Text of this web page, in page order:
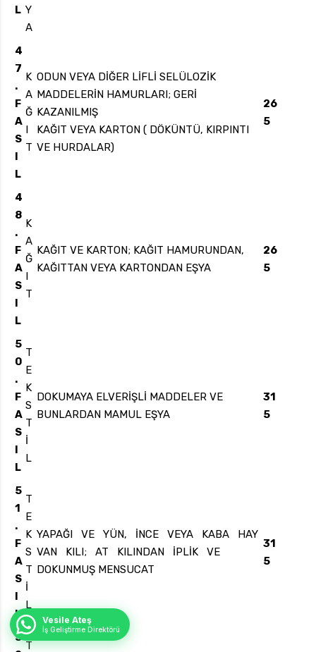
L Y
A
4
7
.
F
A
S
L
K
A
Ğ
T
ODUN VEYA DİĞER LİFLİ SELÜLOZİK
MADDELERİN HAMURLARI; GERİ
KAZANILMIŞ
KAĞIT VEYA KARTON ( DÖKÜNTÜ, KIRPINTI
VE HURDALAR)
26
5
4
8
.
F
A
S
L
K
A
Ğ
T
KAĞIT VE KARTON; KAĞIT HAMURUNDAN,
KAĞITTAN VEYA KARTONDAN EŞYA
26
5
5
0
.
F
A
S
L
T
E
K
S
T
İ
L
DOKUMAYA ELVERİŞLİ MADDELER VE
BUNLARDAN MAMUL EŞYA
31
5
5
1
.
F
A
S
L
T
E
K
S
T
İ
L
YAPAĞI VE YÜN, İNCE VEYA KABA HAY
VAN KILI; AT KILINDAN İPLİK VE
DOKUNMUŞ MENSUCAT
31
5
5
T
Vesile Ateş
İş Geliştirme Direktörü